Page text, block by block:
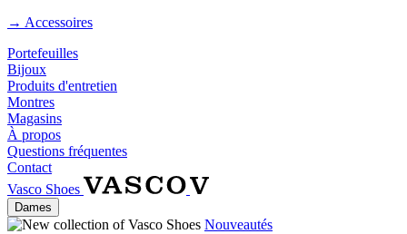
→ Accessoires
Portefeuilles
Bijoux
Produits d'entretien
Montres
Magasins
À propos
Questions fréquentes
Contact
Vasco Shoes
Dames
Nouveautés